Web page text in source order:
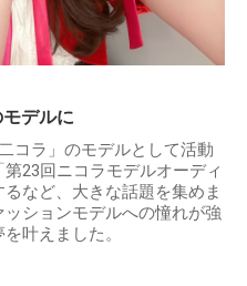
デルに
コラ」のモデルとして活動
23回ニコラモデルオーディ
など、大きな話題を集めま
ションモデルへの憧れが強
叶えました。